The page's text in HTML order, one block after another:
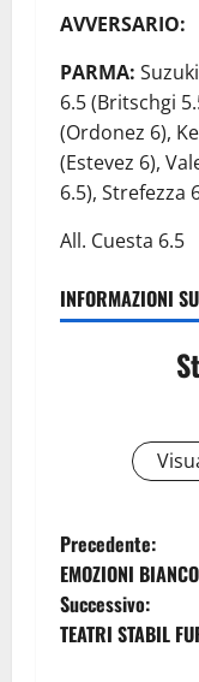
AVVERSARIO:
PARMA:
6.5 (Britschgi
(Ordonez 6),
(Estevez 6),
6.5), Strefezza
All. Cuesta 6.5
INFORMAZIONI
N
a
v
Precedente:
EMOZIONI
Successivo:
TEATRI STABIL